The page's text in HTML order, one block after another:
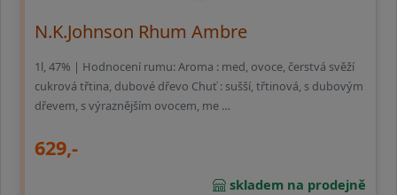
N.K.Johnson Rhum Ambre
1l, 47% | Hodnocení rumu: Aroma : med, ovoce, čerstvá svěží
cukrová třtina, dubové dřevo Chuť : sušší, třtinová, s dubovým
dřevem, s výraznějším ovocem, me …
629,-
skladem na prodejně